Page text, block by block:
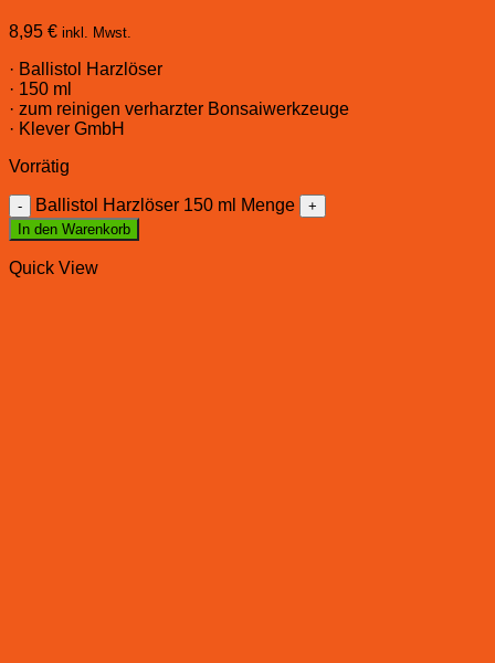
8,95 € inkl. Mwst.
· Ballistol Harzlöser
· 150 ml
· zum reinigen verharzter Bonsaiwerkzeuge
· Klever GmbH
Vorrätig
Ballistol Harzlöser 150 ml Menge
In den Warenkorb
Quick View